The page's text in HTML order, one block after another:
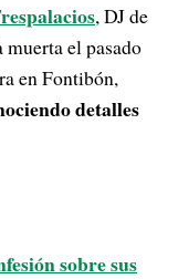
, DJ de
el pasado
en Fontibón,
detalles
sobre sus